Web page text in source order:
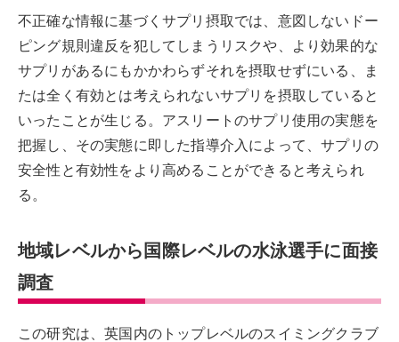
不正確な情報に基づくサプリ摂取では、意図しないドー
ピング規則違反を犯してしまうリスクや、より効果的な
サプリがあるにもかかわらずそれを摂取せずにいる、ま
たは全く有効とは考えられないサプリを摂取していると
いったことが生じる。アスリートのサプリ使用の実態を
把握し、その実態に即した指導介入によって、サプリの
安全性と有効性をより高めることができると考えられ
る。
地域レベルから国際レベルの水泳選手に面接
調査
この研究は、英国内のトップレベルのスイミングクラブ